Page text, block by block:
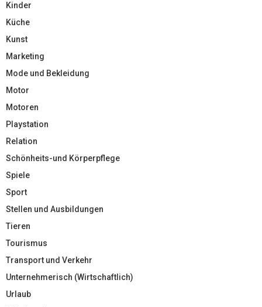
Kinder
Küche
Kunst
Marketing
Mode und Bekleidung
Motor
Motoren
Playstation
Relation
Schönheits-und Körperpflege
Spiele
Sport
Stellen und Ausbildungen
Tieren
Tourismus
Transport und Verkehr
Unternehmerisch (Wirtschaftlich)
Urlaub